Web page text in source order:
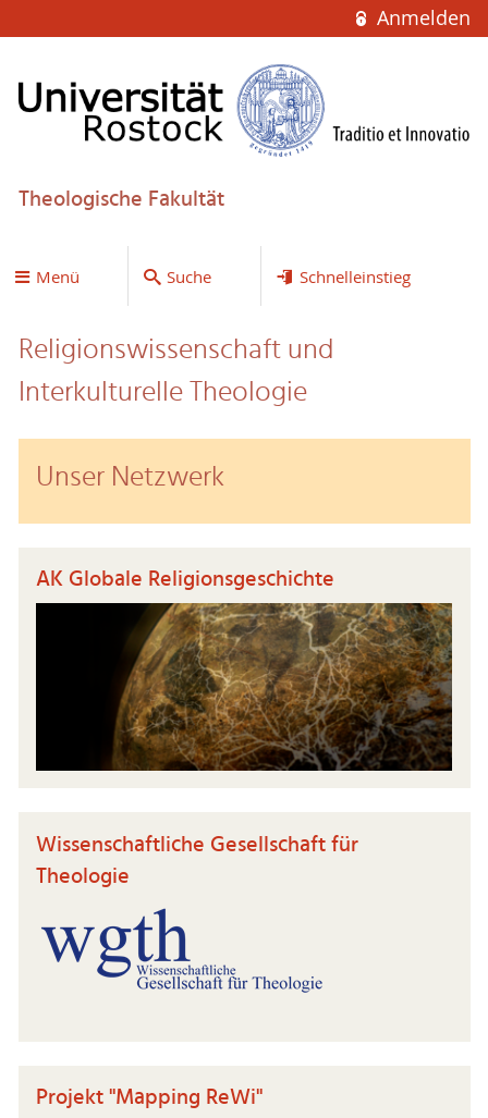
Anmelden
Theologische Fakultät
Menü Suche Schnelleinstieg
Religionswissenschaft und
Interkulturelle Theologie
Unser Netzwerk
AK Globale Religionsgeschichte
Wissenschaftliche Gesellschaft für
Theologie
Projekt "Mapping ReWi"